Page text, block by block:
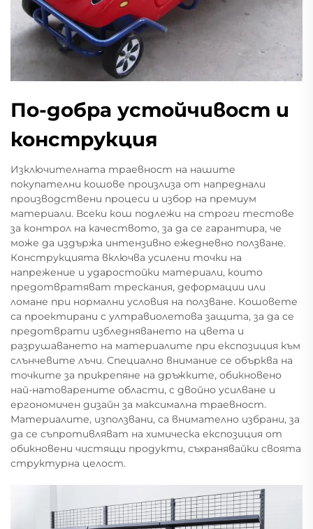
По-добра устойчивост и
конструкция
Изключителната траевност на нашите
покупателни кошове произлиза от напреднали
производствени процеси и избор на премиум
материали. Всеки кош подлежи на строги тестове
за контрол на качеството, за да се гарантира, че
може да издържа интензивно ежедневно ползване.
Конструкцията включва усилени точки на
напрежение и ударостойки материали, които
предотвратяват трескания, деформации или
ломане при нормални условия на ползване. Кошовете
са проектирани с ултравиолетова защита, за да се
предотврати избледняването на цвета и
разрушаването на материалите при експозиция към
слънчевите лъчи. Специално внимание се обърква на
точките за прикрепяне на дръжките, обикновено
най-натоварените области, с двойно усилване и
ергономичен дизайн за максимална траевност.
Материалите, използвани, са внимателно избрани, за
да се съпротивляват на химическа експозиция от
обикновени чистящи продукти, съхранявайки своята
структурна целост.